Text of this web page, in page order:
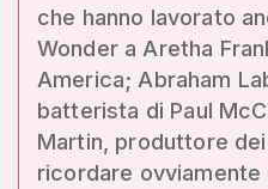
che hanno lavorato
Wonder a Aretha
America; Abraham
batterista di Paul
Martin, produttore
ricordare ovviamente